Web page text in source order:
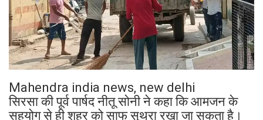
Mahendra india news, new delhi
सिरसा की पूर्व पार्षद नीतू सोनी ने कहा कि आमजन के
सहयोग से ही शहर को साफ सुथरा रखा जा सकता है।